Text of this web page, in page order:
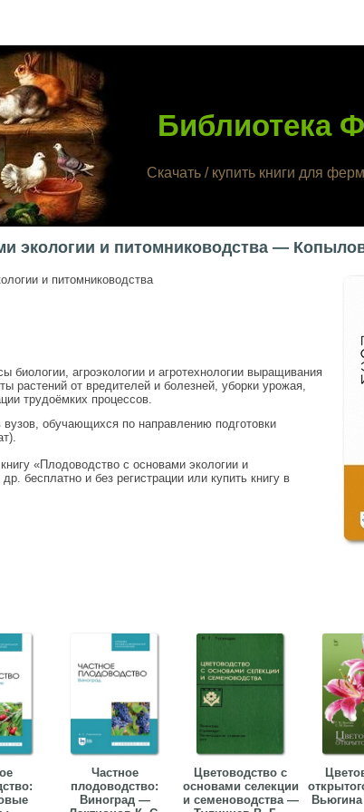
Библиотека
Скачать / купить книги для
экологии и питомниководства —
и питомниководства
биологии, агроэкологии и агротехнологии выращивания
растений от вредителей и болезней, уборки урожая,
трудоёмких процессов.
вузов, обучающихся по направлению подготовки
«Плодоводство с основами экологии и
бесплатно и без регистрации или купить книгу в
Частное
плодоводство:
Виноград —
Цветоводство с
основами селекции
и семеноводства —